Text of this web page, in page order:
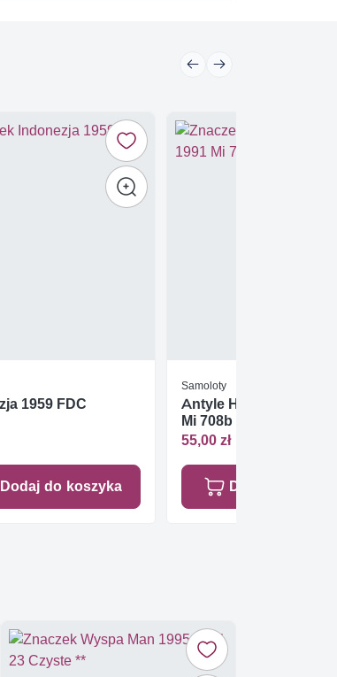
1959 FDC
Dodaj do koszyka
Samoloty
Antyle Holenderskie
Mi 708b FDC
55,00 zł
Dodaj do